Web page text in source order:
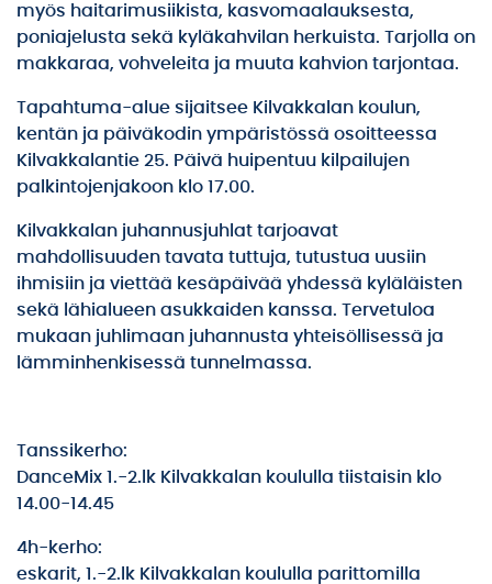
myös haitarimusiikista, kasvomaalauksesta,
poniajelusta sekä kyläkahvilan herkuista. Tarjolla on
makkaraa, vohveleita ja muuta kahvion tarjontaa.
Tapahtuma-alue sijaitsee Kilvakkalan koulun,
kentän ja päiväkodin ympäristössä osoitteessa
Kilvakkalantie 25. Päivä huipentuu kilpailujen
palkintojenjakoon klo 17.00.
Kilvakkalan juhannusjuhlat tarjoavat
mahdollisuuden tavata tuttuja, tutustua uusiin
ihmisiin ja viettää kesäpäivää yhdessä kyläläisten
sekä lähialueen asukkaiden kanssa. Tervetuloa
mukaan juhlimaan juhannusta yhteisöllisessä ja
lämminhenkisessä tunnelmassa.
Tanssikerho:
DanceMix 1.-2.lk Kilvakkalan koululla tiistaisin klo
14.00-14.45
4h-kerho:
eskarit, 1.-2.lk Kilvakkalan koululla parittomilla